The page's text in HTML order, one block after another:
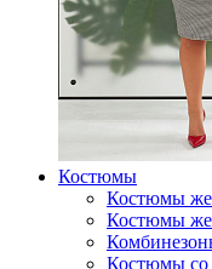
Костюмы
Костюмы
Костюмы
Костюмы со